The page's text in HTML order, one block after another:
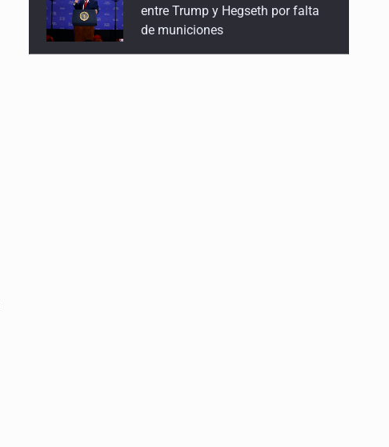
exigir la liberación de Ernesto
Ruffo